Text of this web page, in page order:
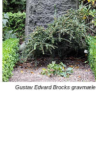
Gustav Edvard Brocks gravmæle